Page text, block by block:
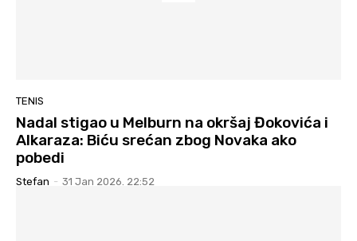
TENIS
Nadal stigao u Melburn na okršaj Đokovića i
Alkaraza: Biću srećan zbog Novaka ako
pobedi
Stefan - 31 Jan 2026. 22:52